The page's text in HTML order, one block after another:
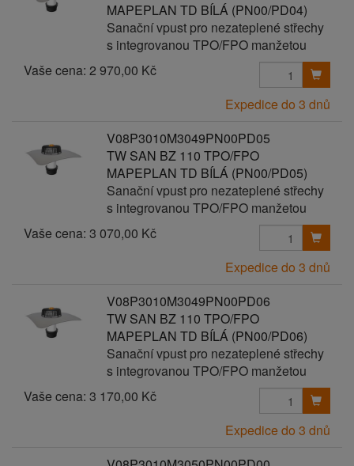
MAPEPLAN TD BÍLÁ (PN00/PD04)
Sanační vpust pro nezateplené střechy
s integrovanou TPO/FPO manžetou
Vaše cena: 2 970,00 Kč
Expedice do 3 dnů
V08P3010M3049PN00PD05
TW SAN BZ 110 TPO/FPO
MAPEPLAN TD BÍLÁ (PN00/PD05)
Sanační vpust pro nezateplené střechy
s integrovanou TPO/FPO manžetou
Vaše cena: 3 070,00 Kč
Expedice do 3 dnů
V08P3010M3049PN00PD06
TW SAN BZ 110 TPO/FPO
MAPEPLAN TD BÍLÁ (PN00/PD06)
Sanační vpust pro nezateplené střechy
s integrovanou TPO/FPO manžetou
Vaše cena: 3 170,00 Kč
Expedice do 3 dnů